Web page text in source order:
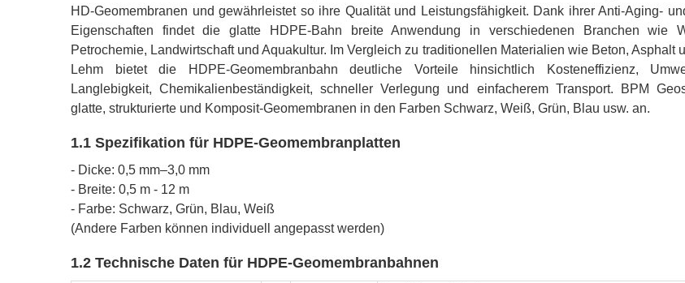
HD-Geomembranen und gewährleistet so ihre Qualität und Leistungsfähigkeit. Dank ihrer Anti-Aging-
Eigenschaften findet die glatte HDPE-Bahn breite Anwendung in verschiedenen Branchen wie
Petrochemie, Landwirtschaft und Aquakultur. Im Vergleich zu traditionellen Materialien wie Beton, Asphalt
Lehm bietet die HDPE-Geomembranbahn deutliche Vorteile hinsichtlich Kosteneffizienz,
Langlebigkeit, Chemikalienbeständigkeit, schneller Verlegung und einfacherem Transport. BPM
glatte, strukturierte und Komposit-Geomembranen in den Farben Schwarz, Weiß, Grün, Blau usw. an.
1.1 Spezifikation für HDPE-Geomembranplatten
- Dicke: 0,5 mm–3,0 mm
- Breite: 0,5 m - 12 m
- Farbe: Schwarz, Grün, Blau, Weiß
(Andere Farben können individuell angepasst werden)
1.2 Technische Daten für HDPE-Geomembranbahnen